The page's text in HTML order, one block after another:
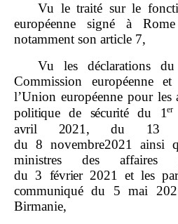
Vu le traité sur le
européenne signé à
notamment son article 7,
Vu les déclarations
Commission européenne
l’Union européenne pour les
politique de sécurité du
1er
avril
2021, du 13
du 8 novembre2021 ainsi
ministres des affaires
du
3 février 2021 et les
communiquédu 5 mai
Birmanie,